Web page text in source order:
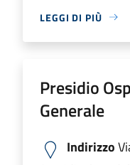
LEGGI DI PIÙ
Presidio
Generale
Indirizzo